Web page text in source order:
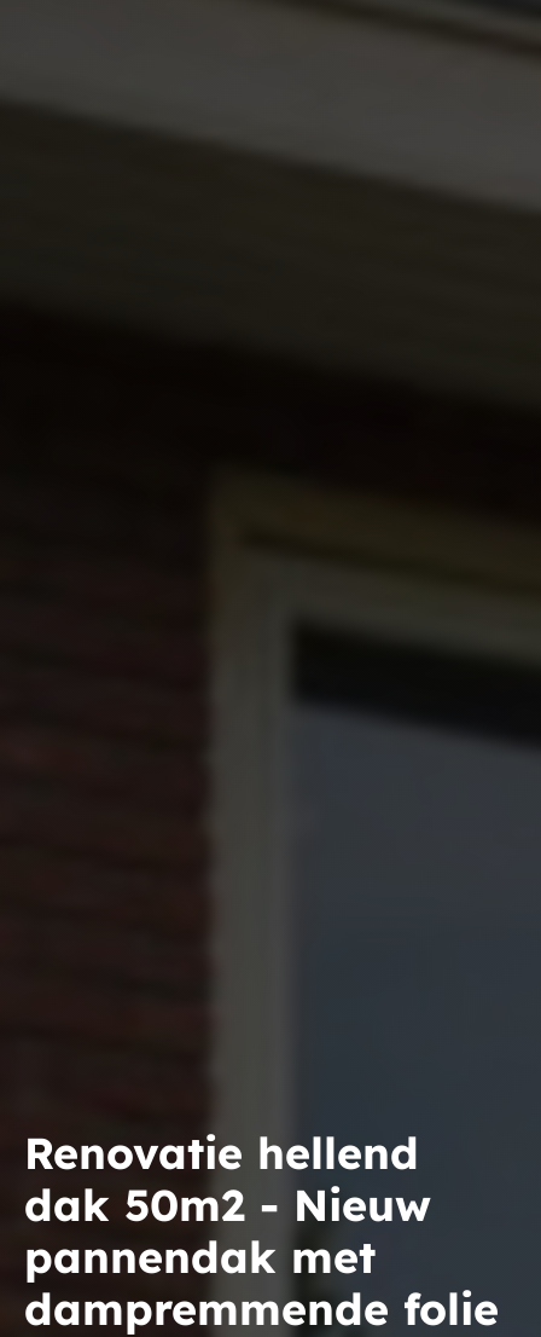
Renovatie hellend
dak 50m2 - Nieuw
pannendak met
dampremmende folie